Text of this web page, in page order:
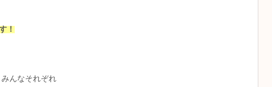
！
んなそれぞれ